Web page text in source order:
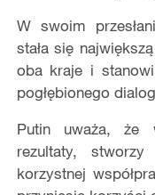
W swoim
stała się
oba kraje i
pogłębionego
Putin uważa, że
rezultaty,
korzystnej